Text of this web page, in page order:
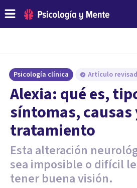
Psicología clínica Artículo
Alexia: qué es,
síntomas, causas
tratamiento
Esta alteración
sea imposible o difícil
tener buena visión.